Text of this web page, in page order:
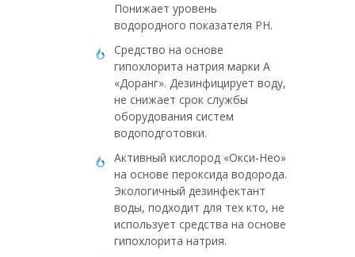
Понижает уровень
водородного показателя PH.
Средство на основе
гипохлорита натрия марки А
«Доранг». Дезинфицирует воду,
не снижает срок службы
оборудования систем
водоподготовки.
Активный кислород «Окси-Нео»
на основе пероксида водорода.
Экологичный дезинфектант
воды, подходит для тех кто, не
использует средства на основе
гипохлорита натрия.